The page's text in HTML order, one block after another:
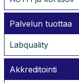
Palvelun tuottaa
Labquality
Akkreditointi